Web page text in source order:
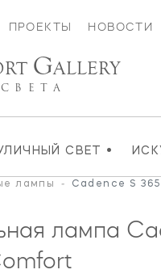
ПРОЕКТЫ НОВОСТИ
СВЕТ •
GALLERY
СВЕТА
лампы - Cadence S
лампа